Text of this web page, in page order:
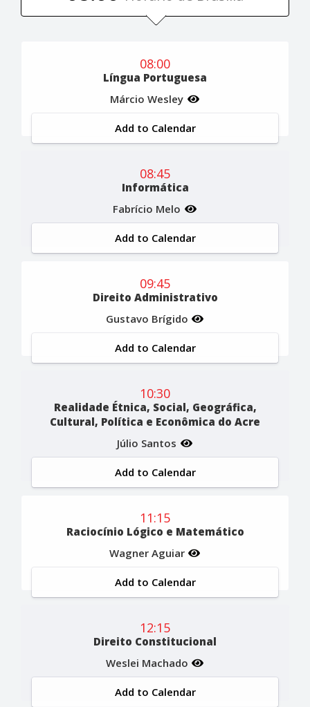
08:00
Língua Portuguesa
Márcio Wesley
Add to Calendar
08:45
Informática
Fabrício Melo
Add to Calendar
09:45
Direito Administrativo
Gustavo Brígido
Add to Calendar
10:30
Realidade Étnica, Social, Geográfica,
Cultural, Política e Econômica do Acre
Júlio Santos
Add to Calendar
11:15
Raciocínio Lógico e Matemático
Wagner Aguiar
Add to Calendar
12:15
Direito Constitucional
Weslei Machado
Add to Calendar